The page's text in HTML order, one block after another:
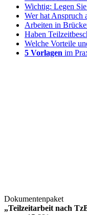
Wichtig: Legen
Wer hat Anspruch
Arbeiten in
Haben
Welche Vorteile
5 Vorlagen im
Dokumentenpaket
„Teilzeitarbeit nach